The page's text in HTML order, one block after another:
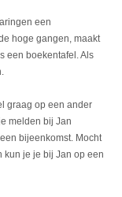
een
hoge gangen, maakt
een boekentafel. Als
graag op een ander
melden bij Jan
bijeenkomst. Mocht
kun je je bij Jan op een